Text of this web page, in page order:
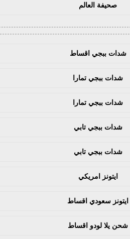
صحيفة العالم
شدات ببجي اقساط
شدات ببجي تمارا
شدات ببجي تمارا
شدات ببجي تابي
شدات ببجي تابي
ايتونز امريكي
ايتونز سعودي اقساط
شحن يلا لودو اقساط